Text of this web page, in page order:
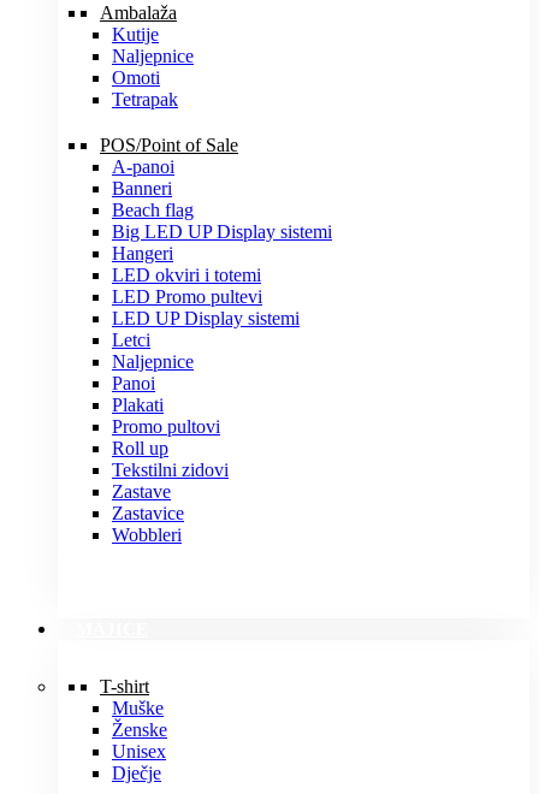
Ambalaža
Kutije
Naljepnice
Omoti
Tetrapak
POS/Point of Sale
A-panoi
Banneri
Beach flag
Big LED UP Display sistemi
Hangeri
LED okviri i totemi
LED Promo pultevi
LED UP Display sistemi
Letci
Naljepnice
Panoi
Plakati
Promo pultovi
Roll up
Tekstilni zidovi
Zastave
Zastavice
Wobbleri
T-shirt
Muške
Ženske
Unisex
Dječje